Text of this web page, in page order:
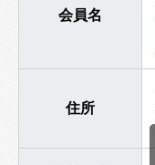
会員名
住所